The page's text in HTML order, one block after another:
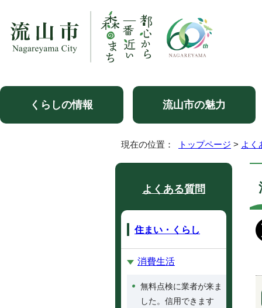
くらしの情報 流山市の魅力
現在の位置： トップページ > よく
よくある質問
住まい・くらし
消費生活
無料点検に業者が来ま
した。信用できます